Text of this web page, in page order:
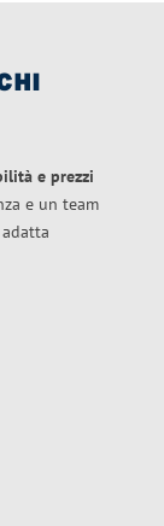
e prezzi
e un team